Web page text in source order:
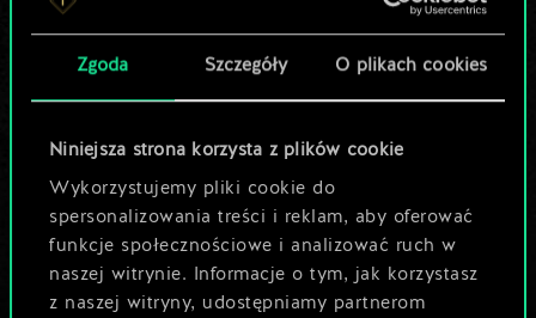
Zgoda Szczegóły O plikach cookies
Niniejsza strona korzysta z plików cookie
Wykorzystujemy pliki cookie do
spersonalizowania treści i reklam, aby oferować
funkcje społecznościowe i analizować ruch w
naszej witrynie. Informacje o tym, jak korzystasz
z naszej witryny, udostępniamy partnerom
6 5 Zmutowane psy x2
4 5 Kikimora wojownik
4 4 Morska hiena
4 4 Mutant zabójca
4 4 Novigradzkie kokoty